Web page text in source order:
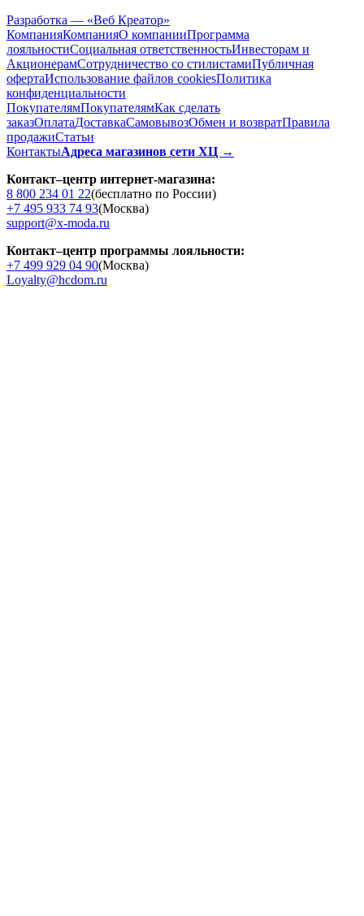
Разработка — «Веб Креатор»
КомпанияКомпанияО компанииПрограмма
лояльностиСоциальная ответственностьИнвесторам и
АкционерамСотрудничество со стилистамиПубличная
офертаИспользование файлов cookiesПолитика
конфиденциальности
ПокупателямПокупателямКак сделать
заказОплатаДоставкаCамовывозОбмен и возвратПравила
продажиСтатьи
КонтактыАдреса магазинов сети ХЦ →
Контакт–центр интернет-магазина:
8 800 234 01 22(бесплатно по России)
+7 495 933 74 93(Москва)
support@x-moda.ru
Контакт–центр программы лояльности:
+7 499 929 04 90(Москва)
Loyalty@hcdom.ru